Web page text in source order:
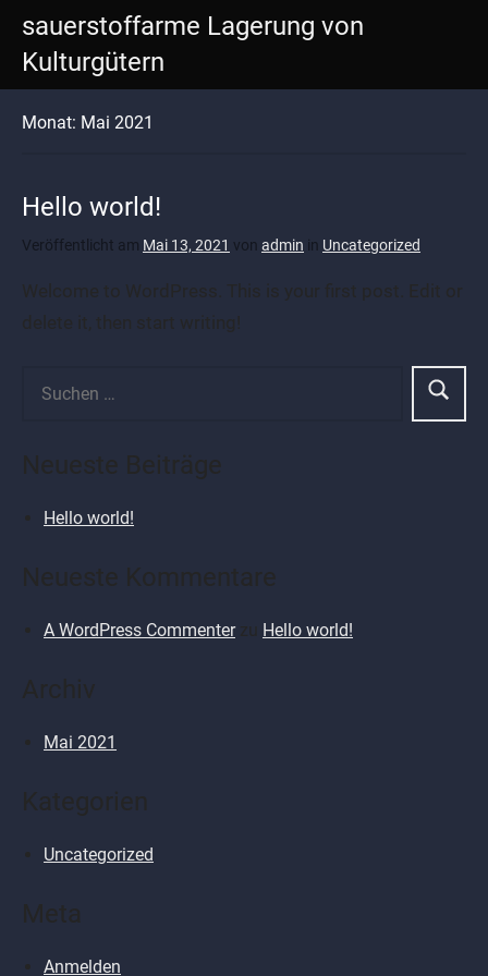
springen
sauerstoffarme Lagerung von
Kulturgütern
Monat: Mai 2021
Hello world!
Veröffentlicht am Mai 13, 2021 von admin in Uncategorized
Welcome to WordPress. This is your first post. Edit or
delete it, then start writing!
Neueste Beiträge
Hello world!
Neueste Kommentare
A WordPress Commenterzu Hello world!
Archiv
Mai 2021
Kategorien
Uncategorized
Meta
Anmelden